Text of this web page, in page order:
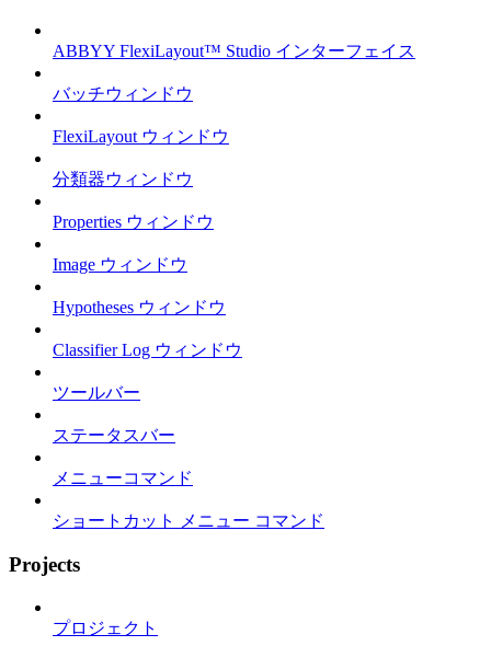
ABBYY FlexiLayout™ Studio インターフェイス
バッチウィンドウ
FlexiLayout ウィンドウ
分類器ウィンドウ
Properties ウィンドウ
Image ウィンドウ
Hypotheses ウィンドウ
Classifier Log ウィンドウ
ツールバー
ステータスバー
メニューコマンド
ショートカット メニュー コマンド
Projects
プロジェクト